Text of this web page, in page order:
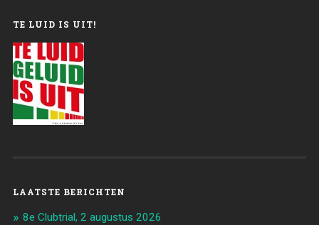
TE LUID IS UIT!
LAATSTE BERICHTEN
8e Clubtrial, 2 augustus 2026